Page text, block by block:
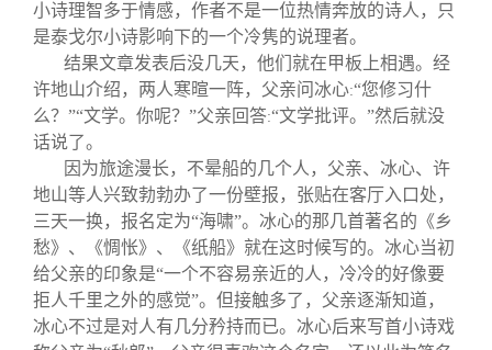
小诗理智多于情感，作者不是一位热情奔放的诗人，只
是泰戈尔小诗影响下的一个冷隽的说理者。
结果文章发表后没几天，他们就在甲板上相遇。经
许地山介绍，两人寒暄一阵，父亲问冰心:“您修习什
么？”“文学。你呢？”父亲回答:“文学批评。”然后就没
话说了。
因为旅途漫长，不晕船的几个人，父亲、冰心、许
地山等人兴致勃勃办了一份壁报，张贴在客厅入口处，
三天一换，报名定为“海啸”。冰心的那几首著名的《乡
愁》、《惆怅》、《纸船》就在这时候写的。冰心当初
给父亲的印象是“一个不容易亲近的人，冷冷的好像要
拒人千里之外的感觉”。但接触多了，父亲逐渐知道，
冰心不过是对人有几分矜持而已。冰心后来写首小诗戏